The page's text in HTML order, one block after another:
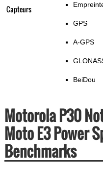
Capteurs
GPS
A-GPS
BeiDou
Motorola P30
Moto E3 Power
Benchmarks